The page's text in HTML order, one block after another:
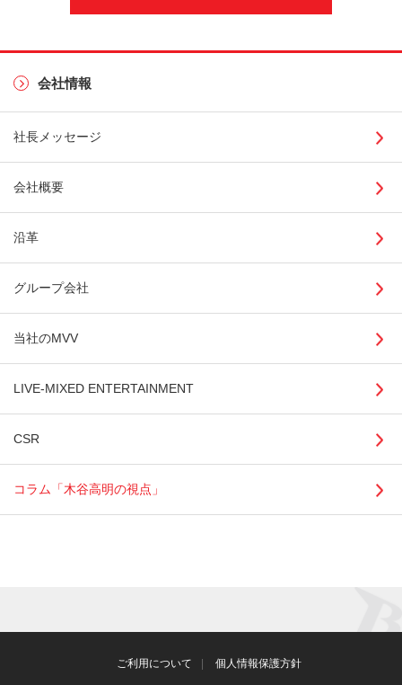
会社情報
社長メッセージ
会社概要
沿革
グループ会社
当社のMVV
LIVE-MIXED ENTERTAINMENT
CSR
コラム「木谷高明の視点」
ご利用について 個人情報保護方針